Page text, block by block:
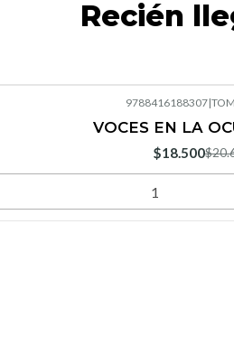
Recién
9788416188307|
VOCES EN LA
$18.500